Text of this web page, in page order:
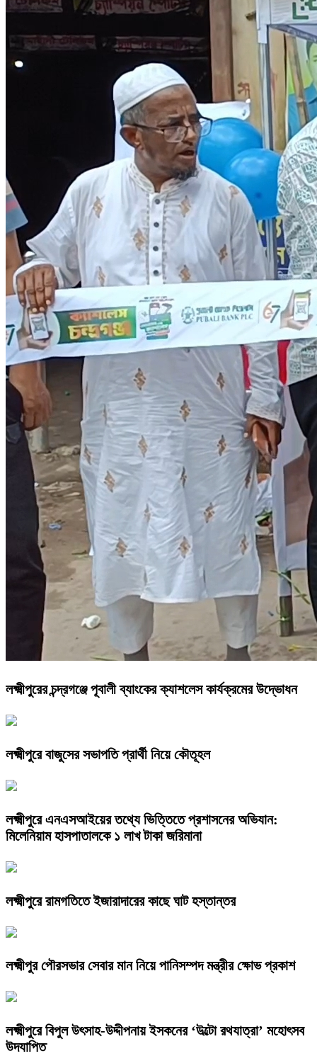
লক্ষ্মীপুরের চন্দ্রগঞ্জে পূবালী ব্যাংকের ক্যাশলেস কার্যক্রমের উদ্ভোধন
লক্ষ্মীপুরে বাজুসের সভাপতি প্রার্থী নিয়ে কৌতূহল
লক্ষ্মীপুরে এনএসআইয়ের তথ্যে ভিত্তিতে প্রশাসনের অভিযান:
মিলেনিয়াম হাসপাতালকে ১ লাখ টাকা জরিমানা
লক্ষ্মীপুরে রামগতিতে ইজারাদারের কাছে ঘাট হস্তান্তর
লক্ষ্মীপুর পৌরসভার সেবার মান নিয়ে পানিসম্পদ মন্ত্রীর ক্ষোভ প্রকাশ
লক্ষ্মীপুরে বিপুল উৎসাহ-উদ্দীপনায় ইসকনের ‘উল্টো রথযাত্রা’ মহোৎসব
উদযাপিত